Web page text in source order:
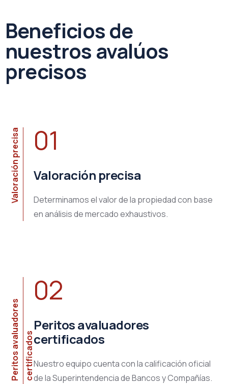
Beneficios de
nuestros avalúos
precisos
Valoración precisa 01
Valoración precisa
Determinamos el valor de la propiedad con base
en análisis de mercado exhaustivos.
P
e
r
i
t
o
s
a
v
a
l
u
a
d
o
r
e
s
c
e
r
t
i
f
i
c
a
d
os
02
Peritos avaluadores
certificados
Nuestro equipo cuenta con la calificación oficial
de la Superintendencia de Bancos y Compañías.